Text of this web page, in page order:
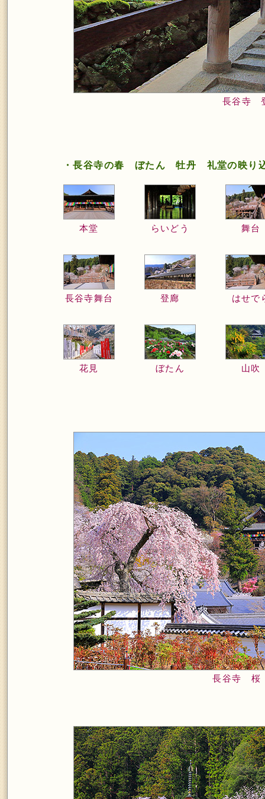
長谷寺
・長谷寺の春 ぼたん 牡丹 礼堂の映り
本堂 らいどう 舞台
長谷寺舞台 登廊 はせで
花見 ぼたん 山吹
長谷寺